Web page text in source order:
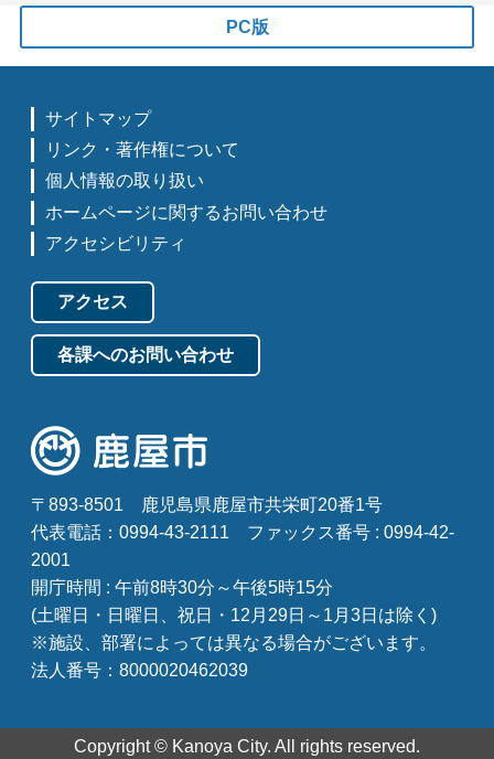
PC版
サイトマップ
リンク・著作権について
個人情報の取り扱い
ホームページに関するお問い合わせ
アクセシビリティ
アクセス
各課へのお問い合わせ
〒893-8501
鹿児島県鹿屋市共栄町20番1号
代表電話：0994-43-2111
ファックス番号 : 0994-42-
2001
開庁時間 : 午前8時30分～午後5時15分
(土曜日・日曜日、祝日・12月29日～1月3日は除く)
※施設、部署によっては異なる場合がございます。
法人番号：8000020462039
Copyright © Kanoya City. All rights reserved.